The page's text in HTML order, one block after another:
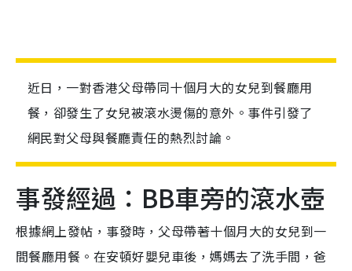
近日，一對香港父母帶同十個月大的女兒到餐廳用
餐，卻發生了女兒被滾水燙傷的意外。事件引發了
網民對父母與餐廳責任的熱烈討論。
事發經過：BB車旁的滾水壺
根據網上發帖，事發時，父母帶著十個月大的女兒到一
間餐廳用餐。在安頓好嬰兒車後，媽媽去了洗手間，爸